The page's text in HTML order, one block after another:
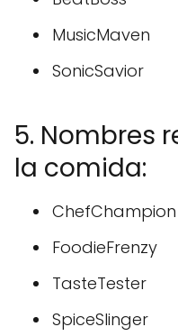
MusicMaven
SonicSavior
5. Nombres
la comida:
ChefChampion
FoodieFrenzy
TasteTester
SpiceSlinger